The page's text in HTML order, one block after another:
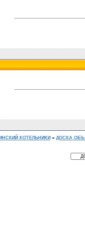
КОТЕЛЬНИКИ » ДОСКА